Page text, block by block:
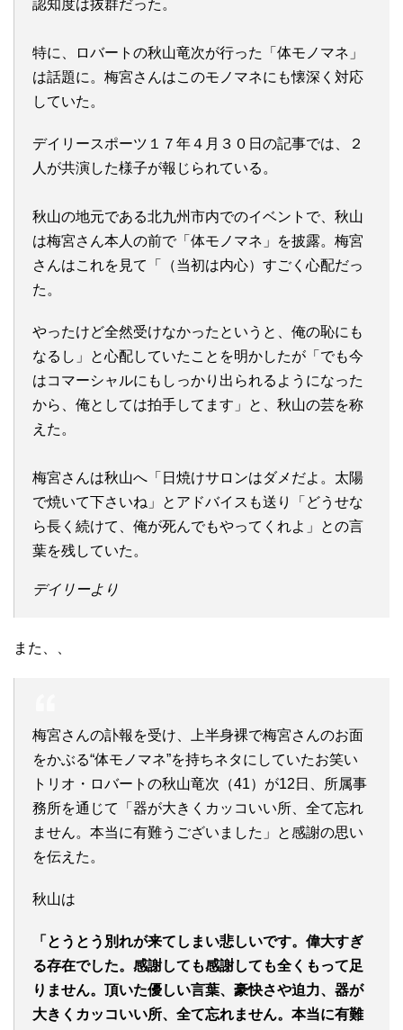
認知度は抜群だった。
特に、ロバートの秋山竜次が行った「体モノマネ」
は話題に。梅宮さんはこのモノマネにも懐深く対応
していた。
デイリースポーツ１７年４月３０日の記事では、２
人が共演した様子が報じられている。
秋山の地元である北九州市内でのイベントで、秋山
は梅宮さん本人の前で「体モノマネ」を披露。梅宮
さんはこれを見て「（当初は内心）すごく心配だっ
た。
やったけど全然受けなかったというと、俺の恥にも
なるし」と心配していたことを明かしたが「でも今
はコマーシャルにもしっかり出られるようになった
から、俺としては拍手してます」と、秋山の芸を称
えた。
梅宮さんは秋山へ「日焼けサロンはダメだよ。太陽
で焼いて下さいね」とアドバイスも送り「どうせな
ら長く続けて、俺が死んでもやってくれよ」との言
葉を残していた。
デイリーより
また、、
梅宮さんの訃報を受け、上半身裸で梅宮さんのお面
をかぶる“体モノマネ”を持ちネタにしていたお笑い
トリオ・ロバートの秋山竜次（41）が12日、所属事
務所を通じて「器が大きくカッコいい所、全て忘れ
ません。本当に有難うございました」と感謝の思い
を伝えた。
秋山は
「とうとう別れが来てしまい悲しいです。偉大すぎ
る存在でした。感謝しても感謝しても全くもって足
りません。頂いた優しい言葉、豪快さや迫力、器が
大きくカッコいい所、全て忘れません。本当に有難